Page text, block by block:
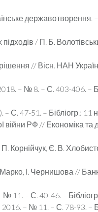
/ П. Б.
// Вісн. НАН
– № 8. – С. 403-406. –
С. 47-51. – Бібліогр.: 11
війни РФ // Економіка та
Корнійчук, Є. В.
Марко, І. Чернишова //
11. – С. 40-46. –
2016. – № 11. – С. 78-93. –